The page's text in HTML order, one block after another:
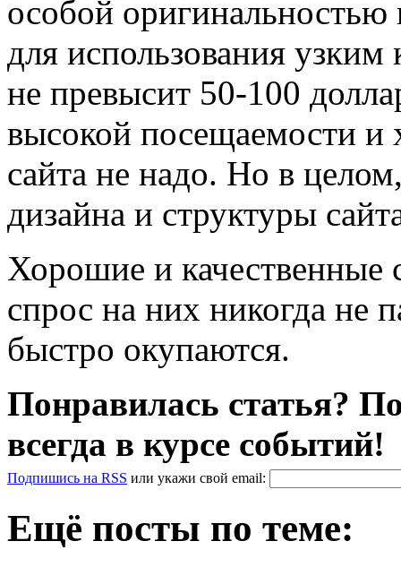
особой
для использования
не превысит 50-100
высокой посещаемости и
сайта не надо. Но в
дизайна и структуры
Хорошие и качественные
спрос на них никогда не
быстро окупаются.
Понравилась статья?
всегда в курсе событий!
Подпишись на RSS или укажи свой email:
Ещё посты по теме: